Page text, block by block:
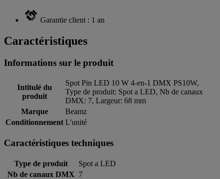
Garantie client : 1 an
Caractéristiques
Informations sur le produit
Intitulé du
produit
Spot Pin LED 10 W 4-en-1 DMX PS10W,
Type de produit: Spot a LED, Nb de canaux
DMX: 7, Largeur: 68 mm
Marque
Beamz
Conditionnement L'unité
Caractéristiques techniques
Type de produit
Spot a LED
Nb de canaux DMX 7